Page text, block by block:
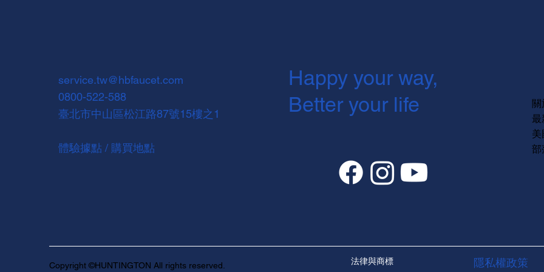
service.tw@hbfaucet.com
0800-522-588
臺北市中山區松江路87號15樓之1
體驗據點 / 購買地點
Happy your way,
Better your life
最
部
Copyright ©HUNTINGTON All rights reserved. 法律與商標 隱私權政策